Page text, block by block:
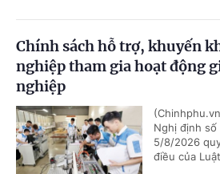
Chính sách hỗ trợ, khuyến
nghiệp tham gia hoạt động
nghiệp
Nghị định
5/8/2026
điều của